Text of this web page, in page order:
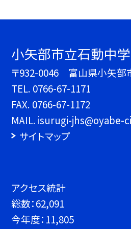
小矢部市立石動中
〒932-0046 富山県小矢部
TEL. 0766-67-1171
FAX. 0766-67-1172
MAIL. isurugi-jhs@oyabe-
サイトマップ
アクセス統計
総数：62,091
今年度： 11,805